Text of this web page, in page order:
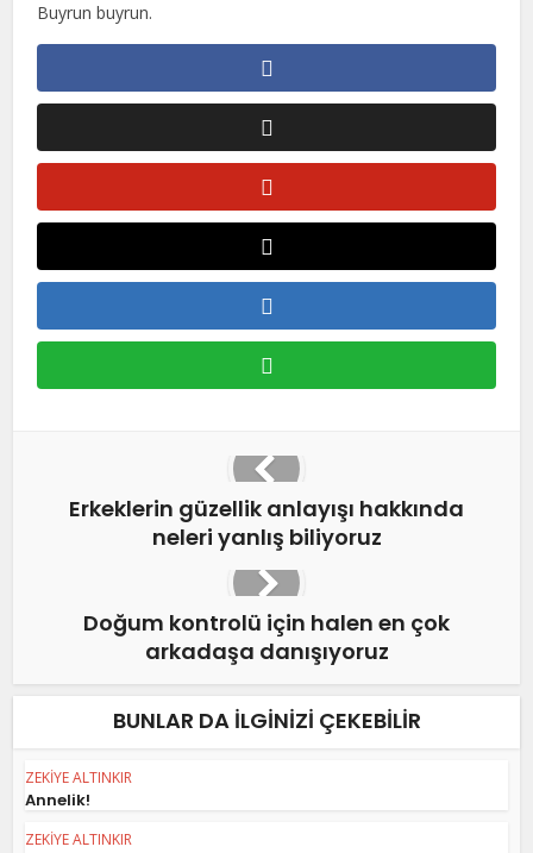
Buyrun buyrun.
Erkeklerin güzellik anlayışı hakkında
neleri yanlış biliyoruz
Doğum kontrolü için halen en çok
arkadaşa danışıyoruz
BUNLAR DA ILGINIZI ÇEKEBILIR
ZEKİYE ALTINKIR
Annelik!
ZEKİYE ALTINKIR